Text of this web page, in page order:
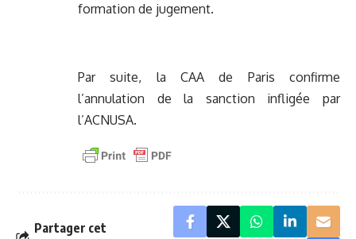
formation de jugement.
Par suite, la CAA de Paris confirme
l’annulation de la sanction infligée par
l’ACNUSA.
Partager cet